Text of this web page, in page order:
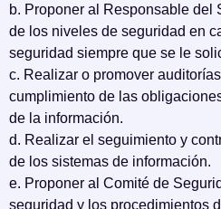
b. Proponer al Responsable del
de los niveles de seguridad en
seguridad siempre que se le
c. Realizar o promover
cumplimiento de las
de la información.
d. Realizar el seguimiento y
de los sistemas de información.
e. Proponer al Comité de
seguridad y los procedimientos